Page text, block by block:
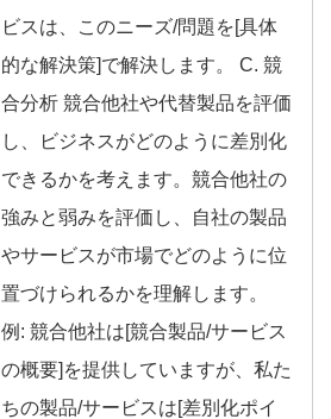
ビスは、このニーズ/問題を[具体
的な解決策]で解決します。 C. 競
合分析 競合他社や代替製品を評価
し、ビジネスがどのように差別化
できるかを考えます。競合他社の
強みと弱みを評価し、自社の製品
やサービスが市場でどのように位
置づけられるかを理解します。
例: 競合他社は[競合製品/サービス
の概要]を提供していますが、私た
ちの製品/サービスは[差別化ポイ